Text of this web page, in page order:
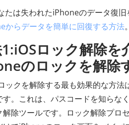
たは失われたiPhoneのデータ復
からデータを簡単に回復する方法。
ロック解除
のロックを解除
ックを解除する最も効果的な方法
す。これは、パスコードを知らな
解除ツールです。ロック解除プロ